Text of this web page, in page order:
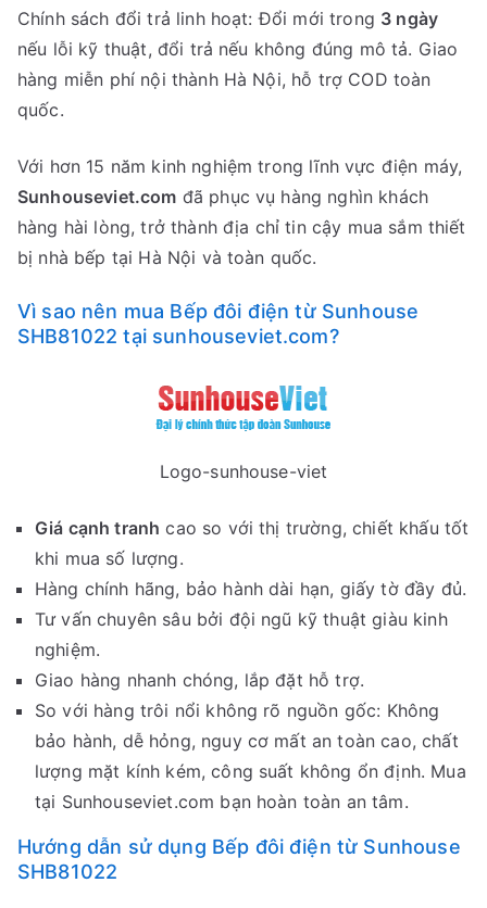
Chính sách đổi trả linh hoạt: Đổi mới trong 3 ngày
nếu lỗi kỹ thuật, đổi trả nếu không đúng mô tả. Giao
hàng miễn phí nội thành Hà Nội, hỗ trợ COD toàn
quốc.
Với hơn 15 năm kinh nghiệm trong lĩnh vực điện máy,
Sunhouseviet.com đã phục vụ hàng nghìn khách
hàng hài lòng, trở thành địa chỉ tin cậy mua sắm thiết
bị nhà bếp tại Hà Nội và toàn quốc.
Vì sao nên mua Bếp đôi điện từ Sunhouse
SHB81022 tại sunhouseviet.com?
Logo-sunhouse-viet
Giá cạnh tranh cao so với thị trường, chiết khấu tốt
khi mua số lượng.
Hàng chính hãng, bảo hành dài hạn, giấy tờ đầy đủ.
Tư vấn chuyên sâu bởi đội ngũ kỹ thuật giàu kinh
nghiệm.
Giao hàng nhanh chóng, lắp đặt hỗ trợ.
So với hàng trôi nổi không rõ nguồn gốc: Không
bảo hành, dễ hỏng, nguy cơ mất an toàn cao, chất
lượng mặt kính kém, công suất không ổn định. Mua
tại Sunhouseviet.com bạn hoàn toàn an tâm.
Hướng dẫn sử dụng Bếp đôi điện từ Sunhouse
SHB81022